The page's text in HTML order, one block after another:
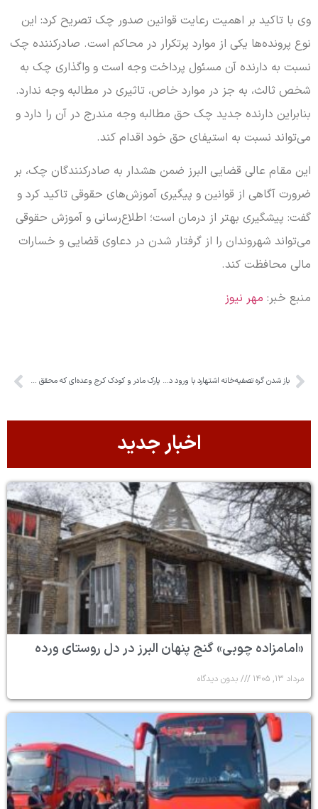
وی با تاکید بر اهمیت رعایت قوانین صدور چک تصریح کرد: این
نوع پرونده‌ها یکی از موارد پرتکرار در محاکم است. صادرکننده چک
نسبت به دارنده آن مسئول پرداخت وجه است و واگذاری چک به
شخص ثالث، به جز در موارد خاص، تاثیری در مطالبه وجه ندارد.
بنابراین دارنده جدید چک حق مطالبه وجه مندرج در آن را دارد و
می‌تواند نسبت به استیفای حق خود اقدام کند.
این مقام عالی قضایی البرز ضمن هشدار به صادرکنندگان چک، بر
ضرورت آگاهی از قوانین و پیگیری آموزش‌های حقوقی تاکید کرد و
گفت: پیشگیری بهتر از درمان است؛ اطلاع‌رسانی و آموزش حقوقی
می‌تواند شهروندان را از گرفتار شدن در دعاوی قضایی و خسارات
مالی محافظت کند.
منبع خبر: مهر نیوز
باز شدن گره تصفیه‌خانه اشتهارد با ورود دستگاه قضا پارک مادر و کودک کرج وعده‌ای که محقق نشد
اخبار جدید
«امامزاده چوبی» گنج پنهان البرز در دل روستای ورده
مرداد ۱۳, ۱۴۰۵ بدون دیدگاه